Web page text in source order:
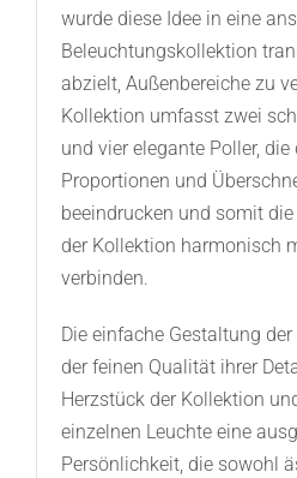
wurde diese Idee in eine
Beleuchtungskollektion
abzielt, Außenbereiche zu
Kollektion umfasst zwei
und vier elegante Poller, die
Proportionen und
beeindrucken und somit
der Kollektion harmonisch
verbinden.
Die einfache Gestaltung
der feinen Qualität ihrer
Herzstück der Kollektion
einzelnen Leuchte eine
Persönlichkeit, die sowohl